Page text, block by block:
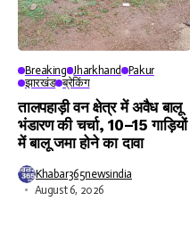
Breaking Jharkhand
Pakur
झारखंड ब्रेकिंग
तालपहाड़ी वन क्षेत्र में अवैध बालू
भंडारण की चर्चा, 10–15 गाड़ियों
में बालू जमा होने का दावा
Khabar365newsindia
August 6, 2026